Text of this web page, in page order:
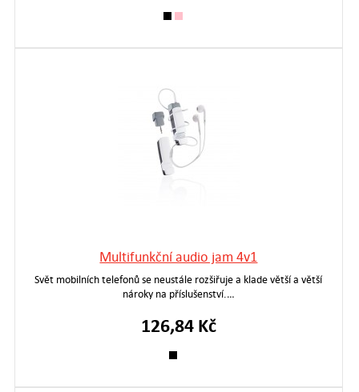
Multifunkční audio jam 4v1
Svět mobilních telefonů se neustále rozšiřuje a klade větší a větší
nároky na příslušenství.…
126,84 Kč